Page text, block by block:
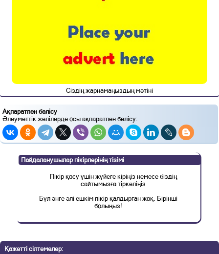
Сіздің жарнамаңыздың мәтіні
Ақпаратпен бөлісу
Әлеуметтік желілерде осы ақпаратпен бөлісу:
Пайдаланушылар пікірлерінің тізімі
Пікір қосу үшін жүйеге кіріңіз немесе біздің
сайтымызға тіркеліңіз
Бұл әнге әлі ешкім пікір қалдырған жоқ. Бірінші
болыңыз!
Қажетті сілтемелер: